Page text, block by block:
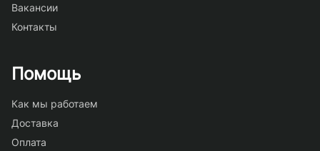
Вакансии
Контакты
Помощь
Как мы работаем
Доставка
Оплата